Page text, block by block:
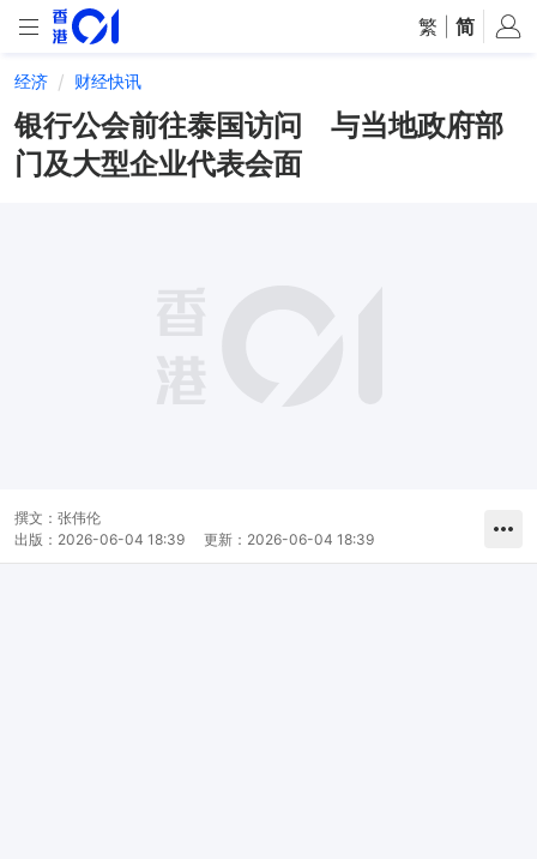
繁 简
经济 财经快讯
银行公会前往泰国访问 与当地政府部
门及大型企业代表会面
撰文： 张伟伦
出版： 2026-06-04 18:39 更新： 2026-06-04 18:39